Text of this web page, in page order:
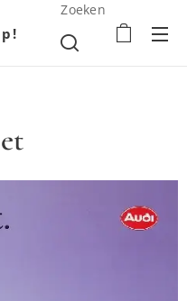
Zoeken